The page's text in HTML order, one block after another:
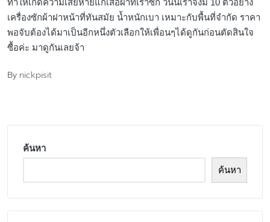
เครื่องซักผ้าฝาหน้าที่ทันสมัย น้ำหนักเบา เหมาะกับพื้นที่จำกัด ราคา
พอจับต้องได้มาเป็นอีกหนึ่งตัวเลือกให้เพื่อนๆได้ดูกันก่อนตัดสินใจ
ซื้อค่ะ มาดูกันเลยจ้า
Posted
By nickpisit
ค้นหา
ค้นหา